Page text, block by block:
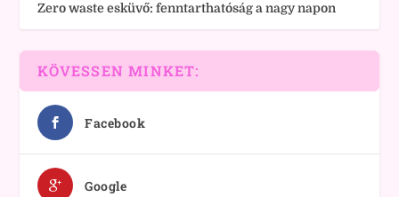
Zero waste esküvő: fenntarthatóság a nagy napon
KÖVESSEN MINKET:
Facebook
Google